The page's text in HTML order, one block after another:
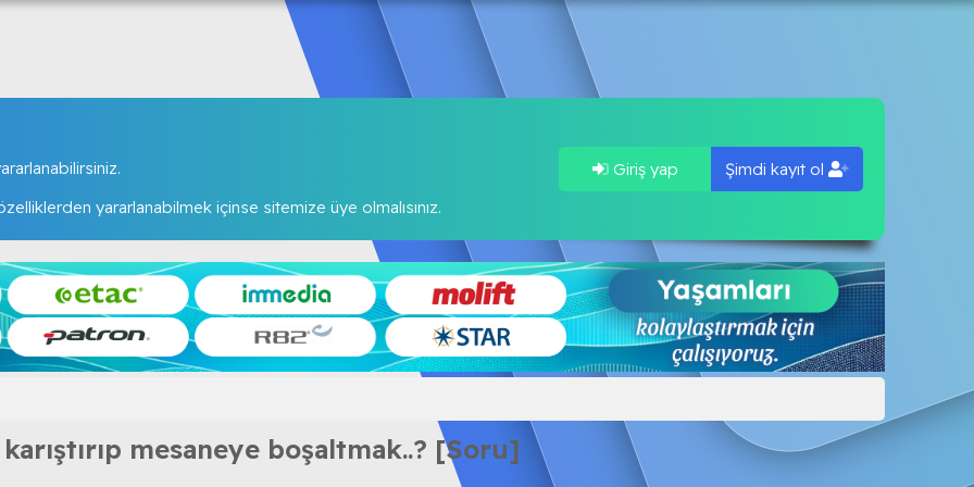
yararlanabilmek içinse sitemize üye olmalısınız.
Giriş yap Şimdi kayıt ol
mesaneye boşaltmak..? [Soru]